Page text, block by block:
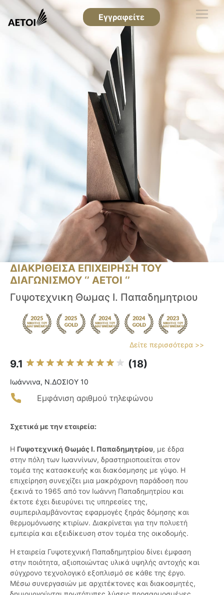
Εγγραφείτε
ΔΙΑΚΡΙΘΕΙΣΑ ΕΠΙΧΕΙΡΗΣΗ ΤΟΥ
ΔΙΑΓΩΝΙΣΜΟΥ ‘’ ΑΕΤΟΙ ‘’
Γυψοτεχνικη Θωμας Ι. Παπαδημητριου
Δείτε περισσότερα >>
9.1 (18)
Ιωάννινα, Ν.ΔΟΣΙΟΥ 10
Εμφάνιση αριθμού τηλεφώνου
Σχετικά με την εταιρεία:
Η Γυψοτεχνική Θωμάς Ι. Παπαδημητρίου, με έδρα
στην πόλη των Ιωαννίνων, δραστηριοποιείται στον
τομέα της κατασκευής και διακόσμησης με γύψο. Η
επιχείρηση συνεχίζει μια μακρόχρονη παράδοση που
ξεκινά το 1965 από τον Ιωάννη Παπαδημητρίου και
έκτοτε έχει διευρύνει τις υπηρεσίες της,
συμπεριλαμβάνοντας εφαρμογές ξηράς δόμησης και
θερμομόνωσης κτιρίων. Διακρίνεται για την πολυετή
εμπειρία και εξειδίκευση στον τομέα της οικοδομής.
Η εταιρεία Γυψοτεχνική Παπαδημητρίου δίνει έμφαση
στην ποιότητα, αξιοποιώντας υλικά υψηλής αντοχής και
σύγχρονο τεχνολογικό εξοπλισμό σε κάθε της έργο.
Μέσω συνεργασιών με αρχιτέκτονες και διακοσμητές,